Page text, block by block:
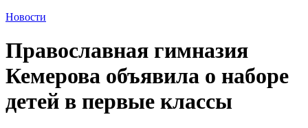
Новости
Православная гимназия
Кемерова объявила о наборе
детей в первые классы